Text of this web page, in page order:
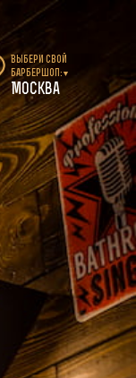
Выбери свой
барбершоп:▼
Москва